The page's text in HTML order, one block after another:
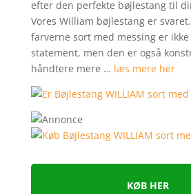
efter den perfekte bøjlestang til
Vores William bøjlestang er
farverne sort med messing er
statement, men den er også
håndtere mere … læs mere her
KØB HER